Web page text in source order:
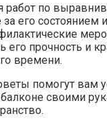
работ по
за его состоянием
его прочность и
времени.​
помогут вам
своими